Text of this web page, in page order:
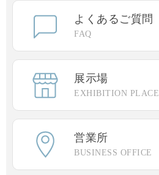
よくあるご質問
FAQ
展示場
EXHIBITION PLACE
営業所
BUSINESS OFFICE